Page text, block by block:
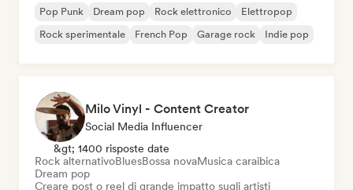
Pop Punk Dream pop Rock elettronico
Elettropop
Rock sperimentale
French Pop Garage rock Indie pop
Milo Vinyl - Content Creator
Social Media Influencer
&gt; 1400 risposte date
Rock alternativoBluesBossa novaMusica caraibica
Dream pop
Creare post o reel di grande impatto sugli artisti